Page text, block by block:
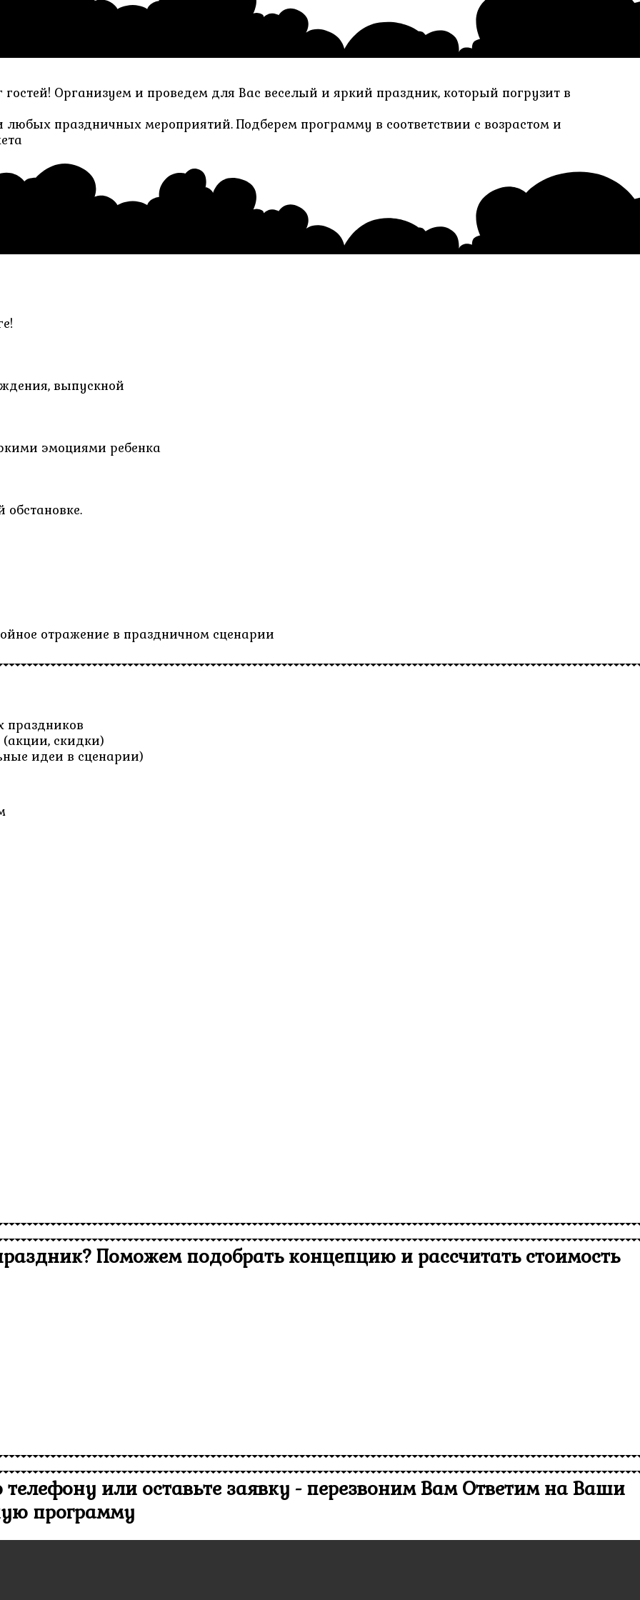
Организуем и проведем для Вас веселый и яркий праздник, который погрузит в
праздничных мероприятий. Подберем программу в соответствии с возрастом и
выпускной
эмоциями ребенка
отражение в праздничном сценарии
праздников
скидки)
идеи в сценарии)
Поможем подобрать концепцию и рассчитать стоимость
или оставьте заявку - перезвоним Вам Ответим на Ваши
программу